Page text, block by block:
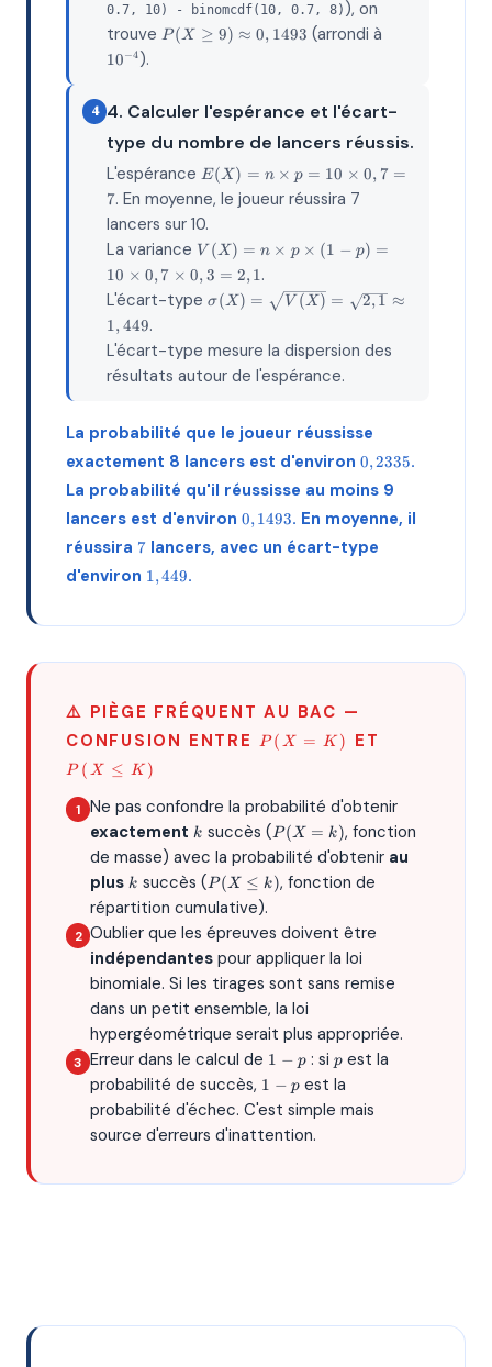
0,0282475
\approx
0,12106
+
0,02825
0,14931
0.7, 10) - binomcdf(10, 0.7, 8) ), on
trouveP(X
\geq 9)
P(X ≥ 9) ≈ 0, 1493 (arrondi à
10−4).
4 4. Calculer l'espérance et l'écart-
type du nombre de lancers réussis.
L'espéranceE(X)
= n
× p
= 10
×
0,7
= 7
E(X ) = n × p = 10 × 0, 7 =
7. En moyenne, le joueur réussira 7
lancers sur 10.
La variance V(X)
= n
× p
×
×
0,7
=
V (X) = n × p × (1 − p) =
10 × 0, 7 × 0, 3 = 2, 1.
L'écart-type\sigma(X)
=
\sqrt{2,1}
σ(X ) = V (X) = 2,1 ≈
1, 449.
L'écart-type mesure la dispersion des
résultats autour de l'espérance.
La probabilité que le joueur réussisse
exactement 8 lancers est d'environ 0,2335
0,2335.
La probabilité qu'il réussisse au moins 9
lancers est d'environ 0,1493
0,1493. En moyenne, il
réussira 7
7 lancers, avec un écart-type
d'environ 1,449
1,449.
⚠️ PIÈGE FRÉQUENT AU BAC —
CONFUSION ENTRE
P(X=K)
P(X = K ) ET
P ( X ≤ K )
Ne pas confondre la probabilité d'obtenir
exactement k
k succès (P(X=k)
P(X = k), fonction
de masse) avec la probabilité d'obtenir au
plus k
k succès (P(X
\leq
k)
P(X ≤ k), fonction de
répartition cumulative).
Oublier que les épreuves doivent être
indépendantes pour appliquer la loi
binomiale. Si les tirages sont sans remise
dans un petit ensemble, la loi
hypergéométrique serait plus appropriée.
Erreur dans le calcul de 1-
1 − p: si p
pest la
probabilité de succès, 1-
1 − pest la
probabilité d'échec. C'est simple mais
source d'erreurs d'inattention.